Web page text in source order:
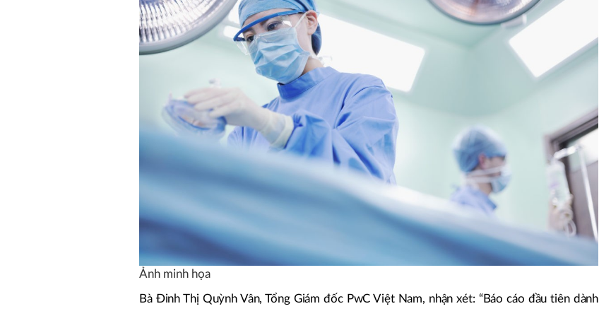
Ảnh minh họa
Bà Đinh Thị Quỳnh Vân, Tổng Giám đốc PwC Việt Nam, nhận xét: “Báo cáo đầu tiên dành